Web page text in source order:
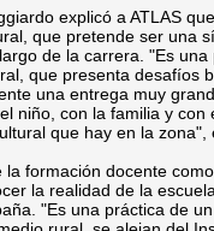
explicó a ATLAS
que pretende ser una
de la carrera. "Es
que presenta desafíos
una entrega muy
niño, con la familia y con
que hay en la zona",
la formación docente
la realidad de la
"Es una práctica de